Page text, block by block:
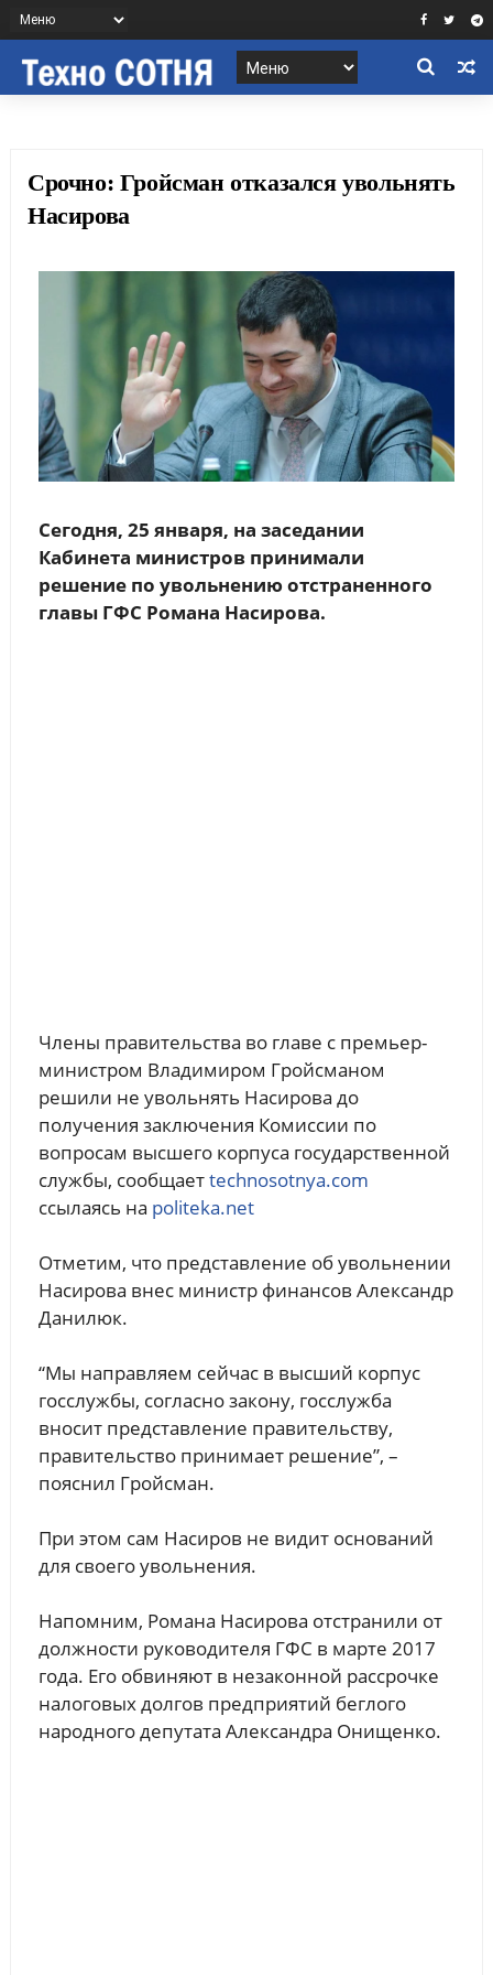
Срочно: Гройсман отказался увольнять
Насирова
Сегодня, 25 января, на заседании
Кабинета министров принимали
решение по увольнению отстраненного
главы ГФС Романа Насирова.
Члены правительства во главе с премьер-
министром Владимиром Гройсманом
решили не увольнять Насирова до
получения заключения Комиссии по
вопросам высшего корпуса государственной
службы, сообщаетtechnosotnya.com
ссылаясь на politeka.net
Отметим, что представление об увольнении
Насирова внес министр финансов Александр
Данилюк.
“Мы направляем сейчас в высший корпус
госслужбы, согласно закону, госслужба
вносит представление правительству,
правительство принимает решение”, –
пояснил Гройсман.
При этом сам Насиров не видит оснований
для своего увольнения.
Напомним, Романа Насирова отстранили от
должности руководителя ГФС в марте 2017
года. Его обвиняют в незаконной рассрочке
налоговых долгов предприятий беглого
народного депутата Александра Онищенко.